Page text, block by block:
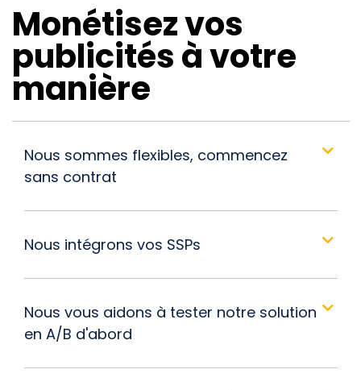
Monétisez vos
publicités à votre
manière
Nous sommes flexibles, commencez
sans contrat
Nous intégrons vos SSPs
Nous vous aidons à tester notre solution
en A/B d'abord